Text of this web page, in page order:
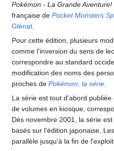
Pokémon - La Grande Aventure!
française de Pocket Monsters
Glénat
Pour cette édition, plusieurs
comme l'inversion du sens de
correspondre au standard
modification des noms des
proches de Pokémon, la série
La série est tout d'abord
de volumes en kiosque,
Dès novembre 2001, la série
basés sur l'édition japonaise.
parallèle jusqu'à la fin de